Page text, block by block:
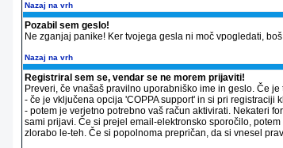
Nazaj na vrh
Pozabil sem geslo!
Ne zganjaj panike! Ker tvojega gesla ni moč vpogledati,
Nazaj na vrh
Registriral sem se, vendar se ne morem prijaviti!
Preveri, če vnašaš pravilno uporabniško ime in geslo. Če
- če je vključena opcija 'COPPA support' in si pri registraciji
- potem je verjetno potrebno vaš račun aktivirati. Nekateri
sami prijavi. Če si prejel email-elektronsko sporočilo,
zlorabo le-teh. Če si popolnoma prepričan, da si vnesel